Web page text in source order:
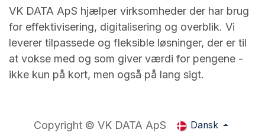
VK DATA ApS hjælper virksomheder der har brug
for effektivisering, digitalisering og overblik. Vi
leverer tilpassede og fleksible løsninger, der er til
at vokse med og som giver værdi for pengene -
ikke kun på kort, men også på lang sigt.
Copyright © VK DATA ApS Dansk